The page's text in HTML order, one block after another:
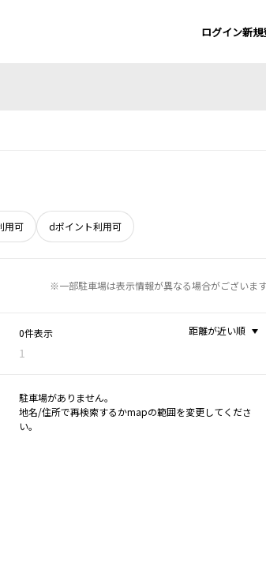
ログイン新規
用可 dポイント利用可
※一部駐車場は表示情報が異なる場合がございま
0件表示
1
距離が近い順
駐車場がありません。
地名/住所で再検索するかmapの範囲を変更してくださ
い。